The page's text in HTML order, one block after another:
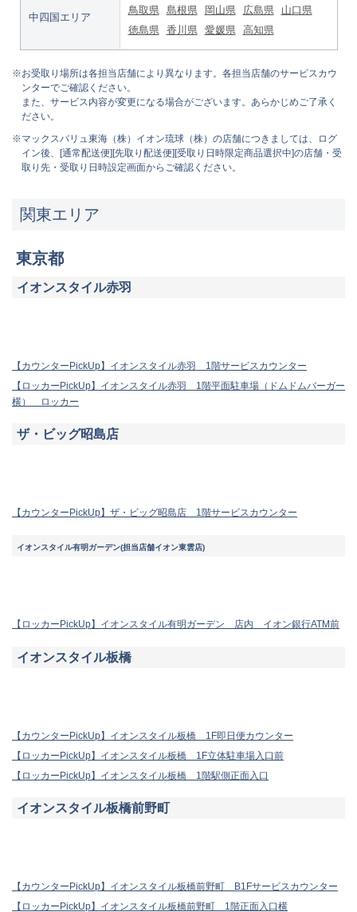
中四国エリア
鳥取県 島根県 岡山県 広島県
山口県
徳島県
香川県 愛媛県 高知県
※お受取り場所は各担当店舗により異なります。各担当店舗のサービスカウ
ンターでご確認ください。
また、サービス内容が変更になる場合がございます。あらかじめご了承く
ださい。
※マックスバリュ東海（株）イオン琉球（株）の店舗につきましては、ログ
イン後、[通常配送便][先取り配送便][受取り日時限定商品選択中]の店舗・受
取り先・受取り日時設定画面からご確認ください。
関東エリア
東京都
【カウンターPickUp】イオンスタイル赤羽 1階サービスカウンター
【ロッカーPickUp】イオンスタイル赤羽 1階平面駐車場（ドムドムバーガー
横） ロッカー
イオンスタイル赤羽
【カウンターPickUp】ザ・ビッグ昭島店 1階サービスカウンター
ザ・ビッグ昭島店
【ロッカーPickUp】イオンスタイル有明ガーデン 店内 イオン銀行ATM前
イオンスタイル有明ガーデン(担当店舗イオン東雲店)
【カウンターPickUp】イオンスタイル板橋 1F即日便カウンター
【ロッカーPickUp】イオンスタイル板橋 1F立体駐車場入口前
【ロッカーPickUp】イオンスタイル板橋 1階駅側正面入口
イオンスタイル板橋
【カウンターPickUp】イオンスタイル板橋前野町 B1Fサービスカウンター
【ロッカーPickUp】イオンスタイル板橋前野町 1階正面入口横
イオンスタイル板橋前野町